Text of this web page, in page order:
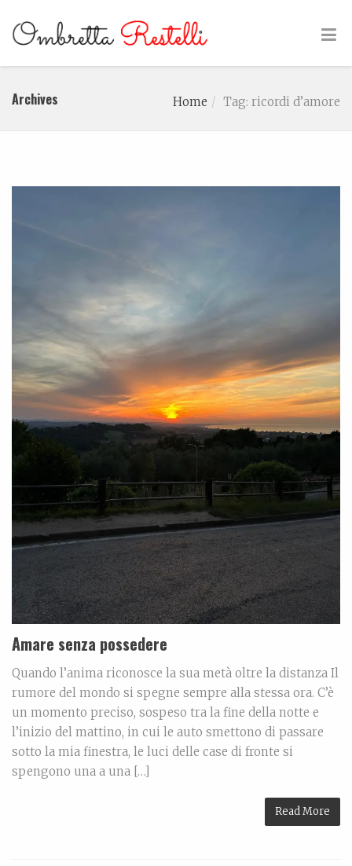
Archives Home Tag: ricordi d’amore
Amare senza possedere
Quando l’anima riconosce la sua metà oltre la distanza Il
rumore del mondo si spegne sempre alla stessa ora. C’è
un momento preciso, sospeso tra la fine della notte e
l’inizio del mattino, in cui le auto smettono di passare
sotto la mia finestra, le luci delle case di fronte si
spengono una a una […]
Read More